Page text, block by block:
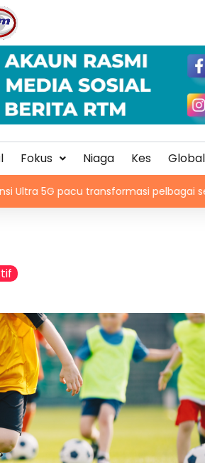
Fokus Niaga Kes Global
transformasi pelbagai sektor utama